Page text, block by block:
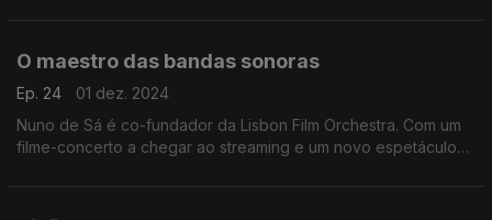
O maestro das bandas sonoras
Ep. 24
01 dez. 2024
Nuno de Sá é co-fundador da Lisbon Film Orchestra. Com um
filme-concerto a chegar ao streaming e um novo espetáculo